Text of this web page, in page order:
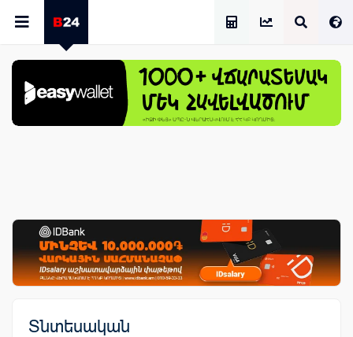
Տնտեսական